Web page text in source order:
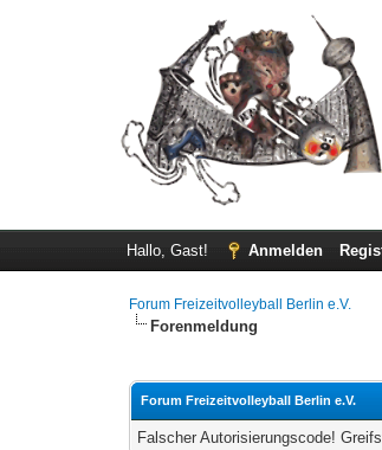
Hallo, Gast! Anmelden
Forum Freizeitvolleyball Berlin e.V.
Forenmeldung
Forum Freizeitvolleyball Berlin e.V.
Falscher Autorisierungscode!